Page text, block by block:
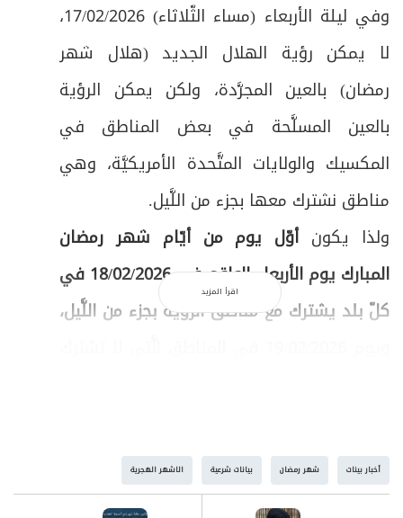
وفي ليلة الأربعاء (مساء الثّلاثاء) 17/02/2026،
لا يمكن رؤية الهلال الجديد (هلال شهر
رمضان) بالعين المجرَّدة، ولكن يمكن الرؤية
بالعين المسلَّحة في بعض المناطق في
المكسيك والولايات المتَّحدة الأمريكيَّة، وهي
مناطق نشترك معها بجزء من اللَّيل.
ولذا يكون أوّل يوم من أيّام شهر رمضان
المبارك يوم الأربعاء الواقع في 18/02/2026 في
كلّ بلد يشترك مع مناطق الرّؤية بجزء من اللَّيل،
شرقاً تقريباً، وذلك طبقاً للمبنى الفقهيّ
اقرأ المزيد
أخبار بينات شهر رمضان بيانات شرعية الاشهر الهجرية